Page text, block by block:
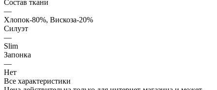
Состав ткани
—
Хлопок-80%, Вискоза-20%
Силуэт
—
Slim
Запонка
—
Нет
Все характеристики